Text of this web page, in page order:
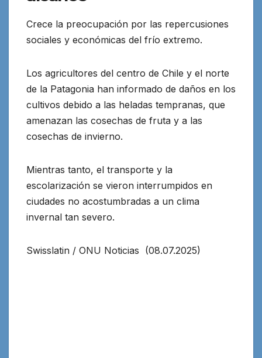
Crece la preocupación por las repercusiones
sociales y económicas del frío extremo.
Los agricultores del centro de Chile y el norte
de la Patagonia han informado de daños en los
cultivos debido a las heladas tempranas, que
amenazan las cosechas de fruta y a las
cosechas de invierno.
Mientras tanto, el transporte y la
escolarización se vieron interrumpidos en
ciudades no acostumbradas a un clima
invernal tan severo.
Swisslatin / ONU Noticias (08.07.2025)